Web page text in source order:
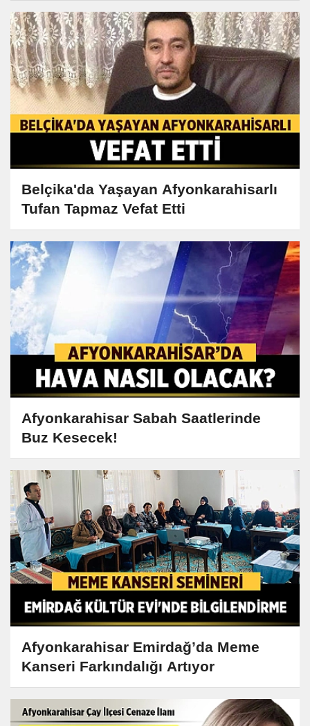
Belçika'da Yaşayan Afyonkarahisarlı
Tufan Tapmaz Vefat Etti
Afyonkarahisar Sabah Saatlerinde
Buz Kesecek!
Afyonkarahisar Emirdağ’da Meme
Kanseri Farkındalığı Artıyor